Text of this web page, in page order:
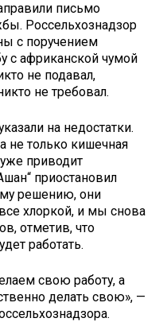
письмо
Россельхознадзор
с поручением
с африканской чумой
не подавал,
не требовал.
на недостатки.
не только кишечная
уже приводит
приостановил
решению, они
хлоркой, и мы снова
отметив, что
работать.
свою работу, а
делать свою», —